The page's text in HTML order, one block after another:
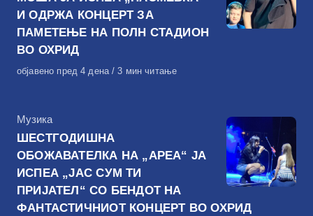
И ОДРЖА КОНЦЕРТ ЗА
ПАМЕТЕЊЕ НА ПОЛН СТАДИОН
ВО ОХРИД
Објавено
објавено пред 4 дена 3 мин читање
КАтегорија
Музика
ШЕСТГОДИШНА
ОБОЖАВАТЕЛКА НА „АРЕА“ ЈА
ИСПЕА „ЈАС СУМ ТИ
ПРИЈАТЕЛ“ СО БЕНДОТ НА
ФАНТАСТИЧНИОТ КОНЦЕРТ ВО ОХРИД